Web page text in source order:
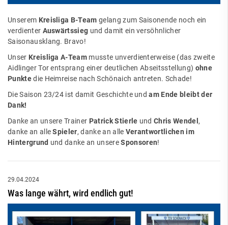
Unserem Kreisliga B-Team gelang zum Saisonende noch ein
verdienter Auswärtssieg und damit ein versöhnlicher
Saisonausklang. Bravo!
Unser Kreisliga A-Team musste unverdienterweise (das zweite
Aidlinger Tor entsprang einer deutlichen Abseitsstellung) ohne
Punktedie Heimreise nach Schönaich antreten. Schade!
Die Saison 23/24 ist damit Geschichte undam Ende bleibt der
Dank!
Danke an unsere Trainer Patrick Stierle undChris Wendel ,
danke an alleSpieler, danke an alle Verantwortlichen im
Hintergrund und danke an unsereSponsoren!
29.04.2024
Was lange währt, wird endlich gut!